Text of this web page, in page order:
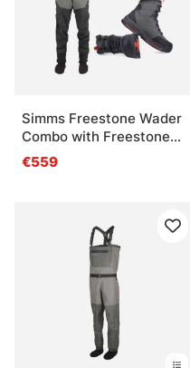
Simms Freestone Wader
Combo with Freestone
Boots - Smoke
€559